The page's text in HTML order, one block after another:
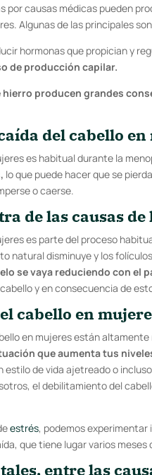
por causas médicas pueden
Algunas de las principales
hormonas que propician y
de producción capilar.
hierro producen grandes
del cabello
es habitual durante la
lo que puede hacer que se
o caerse.
de las causas de
es parte del proceso
natural disminuye y los
se vaya reduciendo con el
y en consecuencia de
cabello en
en mujeres están
que aumenta tus
de vida ajetreado o
el debilitamiento del
estrés, podemos
que tiene lugar varios meses
entre las